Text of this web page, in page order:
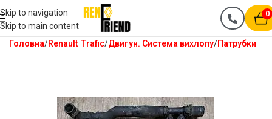
Skip to navigation
Skip to main content
0
Головна Renault Trafic Двигун. Система вихлопу Патрубки